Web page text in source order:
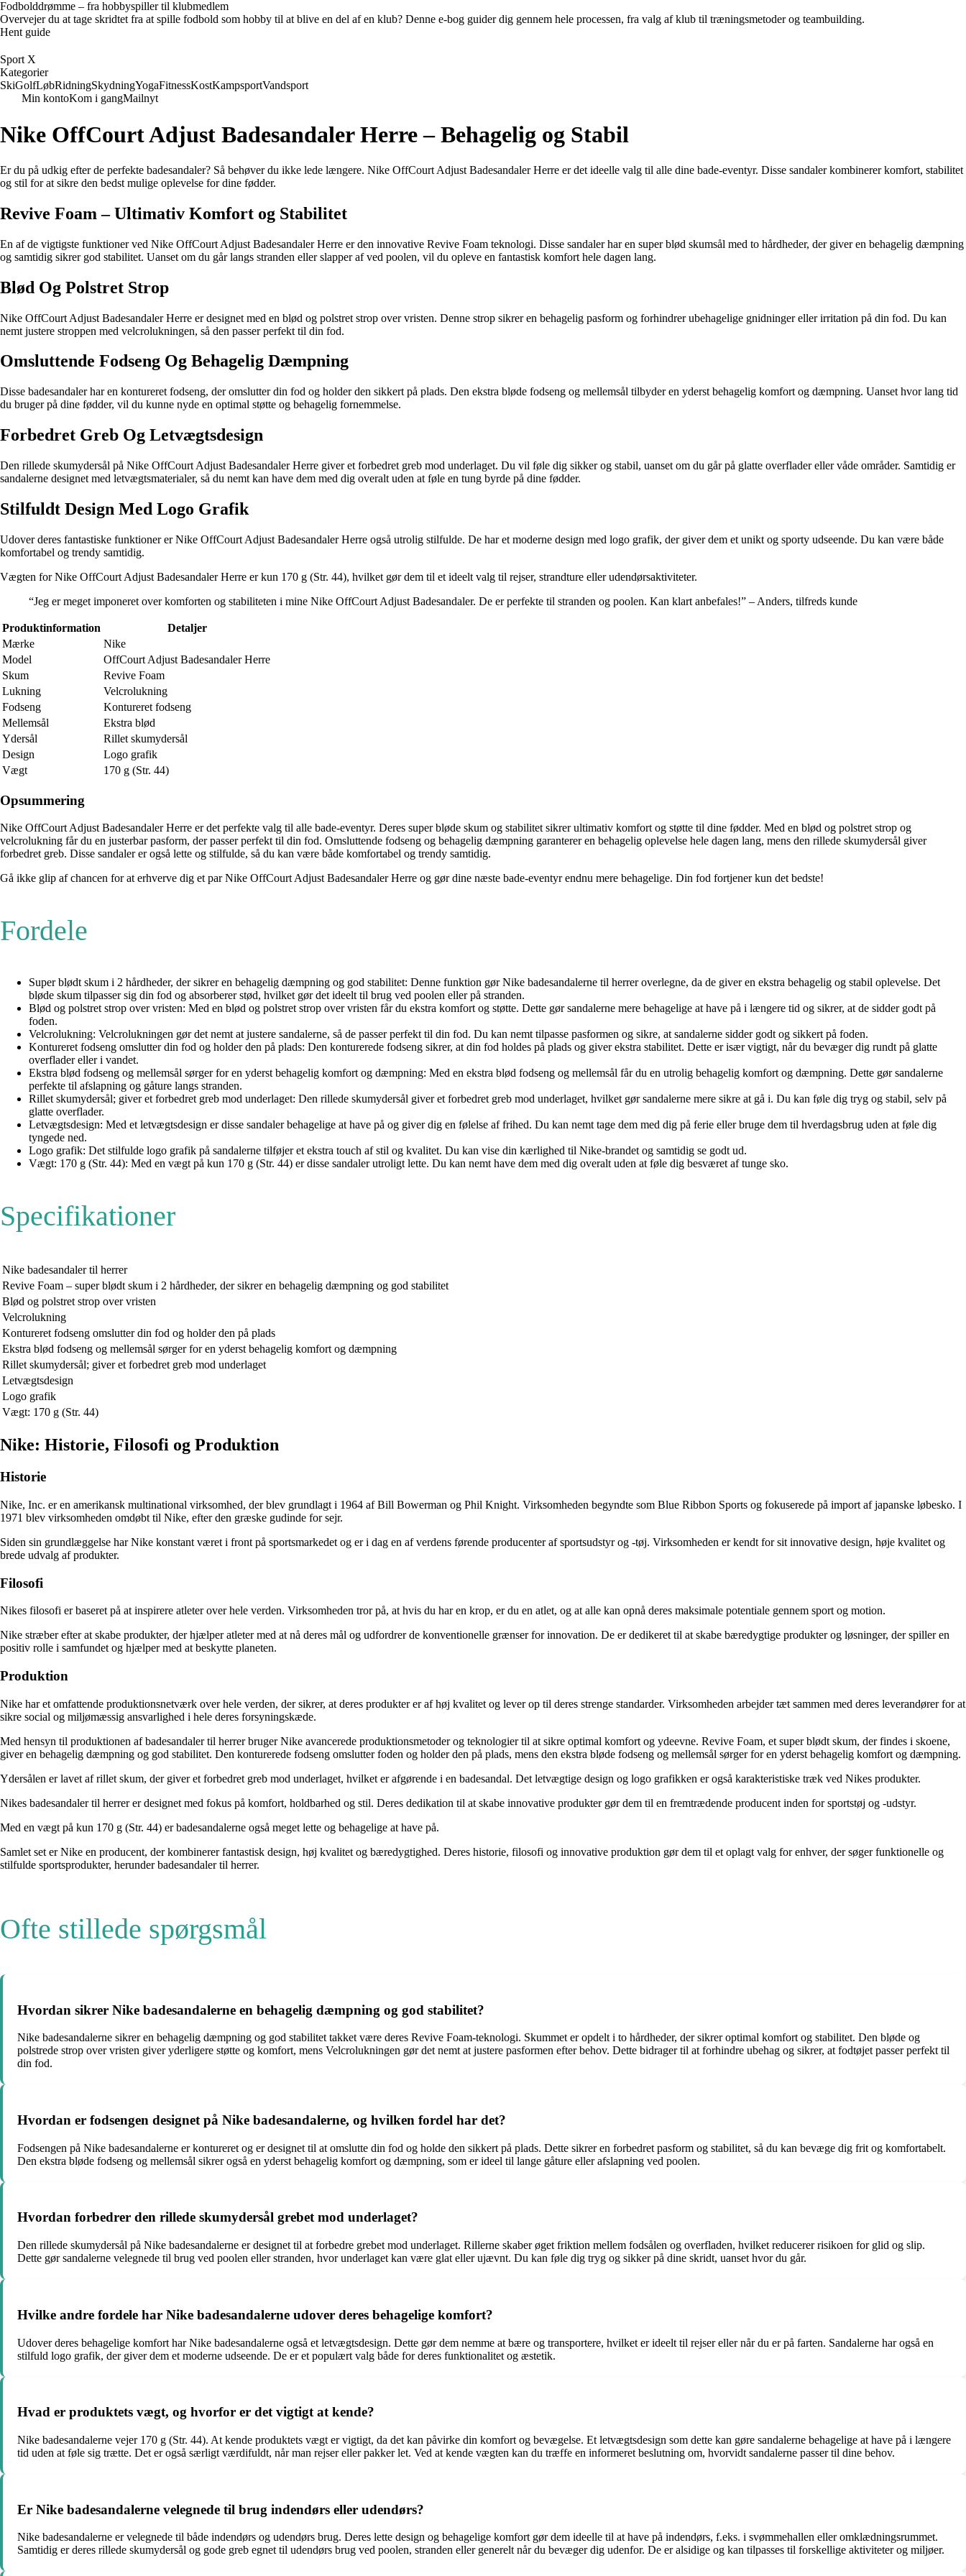
Fodbolddrømme – fra hobbyspiller til klubmedlem
Overvejer du at tage skridtet fra at spille fodbold som hobby til at blive en del af en klub? Denne e-bog guider dig gennem hele processen, fra valg af klub til træningsmetoder og teambuilding.
Hent guide
Sport X
Kategorier
SkiGolfLøbRidningSkydningYogaFitnessKostKampsportVandsport
Min kontoKom i gangMailnyt
Nike OffCourt Adjust Badesandaler Herre – Behagelig og Stabil
Er du på udkig efter de perfekte badesandaler? Så behøver du ikke lede længere. Nike OffCourt Adjust Badesandaler Herre er det ideelle valg til alle dine bade-eventyr. Disse sandaler kombinerer komfort, stabilitet
og stil for at sikre den bedst mulige oplevelse for dine fødder.
Revive Foam – Ultimativ Komfort og Stabilitet
En af de vigtigste funktioner ved Nike OffCourt Adjust Badesandaler Herre er den innovative Revive Foam teknologi. Disse sandaler har en super blød skumsål med to hårdheder, der giver en behagelig dæmpning
og samtidig sikrer god stabilitet. Uanset om du går langs stranden eller slapper af ved poolen, vil du opleve en fantastisk komfort hele dagen lang.
Blød Og Polstret Strop
Nike OffCourt Adjust Badesandaler Herre er designet med en blød og polstret strop over vristen. Denne strop sikrer en behagelig pasform og forhindrer ubehagelige gnidninger eller irritation på din fod. Du kan
nemt justere stroppen med velcrolukningen, så den passer perfekt til din fod.
Omsluttende Fodseng Og Behagelig Dæmpning
Disse badesandaler har en kontureret fodseng, der omslutter din fod og holder den sikkert på plads. Den ekstra bløde fodseng og mellemsål tilbyder en yderst behagelig komfort og dæmpning. Uanset hvor lang tid
du bruger på dine fødder, vil du kunne nyde en optimal støtte og behagelig fornemmelse.
Forbedret Greb Og Letvægtsdesign
Den rillede skumydersål på Nike OffCourt Adjust Badesandaler Herre giver et forbedret greb mod underlaget. Du vil føle dig sikker og stabil, uanset om du går på glatte overflader eller våde områder. Samtidig er
sandalerne designet med letvægtsmaterialer, så du nemt kan have dem med dig overalt uden at føle en tung byrde på dine fødder.
Stilfuldt Design Med Logo Grafik
Udover deres fantastiske funktioner er Nike OffCourt Adjust Badesandaler Herre også utrolig stilfulde. De har et moderne design med logo grafik, der giver dem et unikt og sporty udseende. Du kan være både
komfortabel og trendy samtidig.
Vægten for Nike OffCourt Adjust Badesandaler Herre er kun 170 g (Str. 44), hvilket gør dem til et ideelt valg til rejser, strandture eller udendørsaktiviteter.
“Jeg er meget imponeret over komforten og stabiliteten i mine Nike OffCourt Adjust Badesandaler. De er perfekte til stranden og poolen. Kan klart anbefales!” – Anders, tilfreds kunde
Produktinformation
Detaljer
Mærke
Nike
Model
OffCourt Adjust Badesandaler Herre
Skum
Revive Foam
Lukning
Velcrolukning
Fodseng
Kontureret fodseng
Mellemsål
Ekstra blød
Ydersål
Rillet skumydersål
Design
Logo grafik
Vægt
170 g (Str. 44)
Opsummering
Nike OffCourt Adjust Badesandaler Herre er det perfekte valg til alle bade-eventyr. Deres super bløde skum og stabilitet sikrer ultimativ komfort og støtte til dine fødder. Med en blød og polstret strop og
velcrolukning får du en justerbar pasform, der passer perfekt til din fod. Omsluttende fodseng og behagelig dæmpning garanterer en behagelig oplevelse hele dagen lang, mens den rillede skumydersål giver
forbedret greb. Disse sandaler er også lette og stilfulde, så du kan være både komfortabel og trendy samtidig.
Gå ikke glip af chancen for at erhverve dig et par Nike OffCourt Adjust Badesandaler Herre og gør dine næste bade-eventyr endnu mere behagelige. Din fod fortjener kun det bedste!
Fordele
Super blødt skum i 2 hårdheder, der sikrer en behagelig dæmpning og god stabilitet: Denne funktion gør Nike badesandalerne til herrer overlegne, da de giver en ekstra behagelig og stabil oplevelse. Det
bløde skum tilpasser sig din fod og absorberer stød, hvilket gør det ideelt til brug ved poolen eller på stranden.
Blød og polstret strop over vristen: Med en blød og polstret strop over vristen får du ekstra komfort og støtte. Dette gør sandalerne mere behagelige at have på i længere tid og sikrer, at de sidder godt på
foden.
Velcrolukning: Velcrolukningen gør det nemt at justere sandalerne, så de passer perfekt til din fod. Du kan nemt tilpasse pasformen og sikre, at sandalerne sidder godt og sikkert på foden.
Kontureret fodseng omslutter din fod og holder den på plads: Den konturerede fodseng sikrer, at din fod holdes på plads og giver ekstra stabilitet. Dette er især vigtigt, når du bevæger dig rundt på glatte
overflader eller i vandet.
Ekstra blød fodseng og mellemsål sørger for en yderst behagelig komfort og dæmpning: Med en ekstra blød fodseng og mellemsål får du en utrolig behagelig komfort og dæmpning. Dette gør sandalerne
perfekte til afslapning og gåture langs stranden.
Rillet skumydersål; giver et forbedret greb mod underlaget: Den rillede skumydersål giver et forbedret greb mod underlaget, hvilket gør sandalerne mere sikre at gå i. Du kan føle dig tryg og stabil, selv på
glatte overflader.
Letvægtsdesign: Med et letvægtsdesign er disse sandaler behagelige at have på og giver dig en følelse af frihed. Du kan nemt tage dem med dig på ferie eller bruge dem til hverdagsbrug uden at føle dig
tyngede ned.
Logo grafik: Det stilfulde logo grafik på sandalerne tilføjer et ekstra touch af stil og kvalitet. Du kan vise din kærlighed til Nike-brandet og samtidig se godt ud.
Vægt: 170 g (Str. 44): Med en vægt på kun 170 g (Str. 44) er disse sandaler utroligt lette. Du kan nemt have dem med dig overalt uden at føle dig besværet af tunge sko.
Specifikationer
Nike badesandaler til herrer
Revive Foam – super blødt skum i 2 hårdheder, der sikrer en behagelig dæmpning og god stabilitet
Blød og polstret strop over vristen
Velcrolukning
Kontureret fodseng omslutter din fod og holder den på plads
Ekstra blød fodseng og mellemsål sørger for en yderst behagelig komfort og dæmpning
Rillet skumydersål; giver et forbedret greb mod underlaget
Letvægtsdesign
Logo grafik
Vægt: 170 g (Str. 44)
Nike: Historie, Filosofi og Produktion
Historie
Nike, Inc. er en amerikansk multinational virksomhed, der blev grundlagt i 1964 af Bill Bowerman og Phil Knight. Virksomheden begyndte som Blue Ribbon Sports og fokuserede på import af japanske løbesko. I
1971 blev virksomheden omdøbt til Nike, efter den græske gudinde for sejr.
Siden sin grundlæggelse har Nike konstant været i front på sportsmarkedet og er i dag en af verdens førende producenter af sportsudstyr og -tøj. Virksomheden er kendt for sit innovative design, høje kvalitet og
brede udvalg af produkter.
Filosofi
Nikes filosofi er baseret på at inspirere atleter over hele verden. Virksomheden tror på, at hvis du har en krop, er du en atlet, og at alle kan opnå deres maksimale potentiale gennem sport og motion.
Nike stræber efter at skabe produkter, der hjælper atleter med at nå deres mål og udfordrer de konventionelle grænser for innovation. De er dedikeret til at skabe bæredygtige produkter og løsninger, der spiller en
positiv rolle i samfundet og hjælper med at beskytte planeten.
Produktion
Nike har et omfattende produktionsnetværk over hele verden, der sikrer, at deres produkter er af høj kvalitet og lever op til deres strenge standarder. Virksomheden arbejder tæt sammen med deres leverandører for at
sikre social og miljømæssig ansvarlighed i hele deres forsyningskæde.
Med hensyn til produktionen af badesandaler til herrer bruger Nike avancerede produktionsmetoder og teknologier til at sikre optimal komfort og ydeevne. Revive Foam, et super blødt skum, der findes i skoene,
giver en behagelig dæmpning og god stabilitet. Den konturerede fodseng omslutter foden og holder den på plads, mens den ekstra bløde fodseng og mellemsål sørger for en yderst behagelig komfort og dæmpning.
Ydersålen er lavet af rillet skum, der giver et forbedret greb mod underlaget, hvilket er afgørende i en badesandal. Det letvægtige design og logo grafikken er også karakteristiske træk ved Nikes produkter.
Nikes badesandaler til herrer er designet med fokus på komfort, holdbarhed og stil. Deres dedikation til at skabe innovative produkter gør dem til en fremtrædende producent inden for sportstøj og -udstyr.
Med en vægt på kun 170 g (Str. 44) er badesandalerne også meget lette og behagelige at have på.
Samlet set er Nike en producent, der kombinerer fantastisk design, høj kvalitet og bæredygtighed. Deres historie, filosofi og innovative produktion gør dem til et oplagt valg for enhver, der søger funktionelle og
stilfulde sportsprodukter, herunder badesandaler til herrer.
Ofte stillede spørgsmål
Hvordan sikrer Nike badesandalerne en behagelig dæmpning og god stabilitet?
Nike badesandalerne sikrer en behagelig dæmpning og god stabilitet takket være deres Revive Foam-teknologi. Skummet er opdelt i to hårdheder, der sikrer optimal komfort og stabilitet. Den bløde og
polstrede strop over vristen giver yderligere støtte og komfort, mens Velcrolukningen gør det nemt at justere pasformen efter behov. Dette bidrager til at forhindre ubehag og sikrer, at fodtøjet passer perfekt til
din fod.
Hvordan er fodsengen designet på Nike badesandalerne, og hvilken fordel har det?
Fodsengen på Nike badesandalerne er kontureret og er designet til at omslutte din fod og holde den sikkert på plads. Dette sikrer en forbedret pasform og stabilitet, så du kan bevæge dig frit og komfortabelt.
Den ekstra bløde fodseng og mellemsål sikrer også en yderst behagelig komfort og dæmpning, som er ideel til lange gåture eller afslapning ved poolen.
Hvordan forbedrer den rillede skumydersål grebet mod underlaget?
Den rillede skumydersål på Nike badesandalerne er designet til at forbedre grebet mod underlaget. Rillerne skaber øget friktion mellem fodsålen og overfladen, hvilket reducerer risikoen for glid og slip.
Dette gør sandalerne velegnede til brug ved poolen eller stranden, hvor underlaget kan være glat eller ujævnt. Du kan føle dig tryg og sikker på dine skridt, uanset hvor du går.
Hvilke andre fordele har Nike badesandalerne udover deres behagelige komfort?
Udover deres behagelige komfort har Nike badesandalerne også et letvægtsdesign. Dette gør dem nemme at bære og transportere, hvilket er ideelt til rejser eller når du er på farten. Sandalerne har også en
stilfuld logo grafik, der giver dem et moderne udseende. De er et populært valg både for deres funktionalitet og æstetik.
Hvad er produktets vægt, og hvorfor er det vigtigt at kende?
Nike badesandalerne vejer 170 g (Str. 44). At kende produktets vægt er vigtigt, da det kan påvirke din komfort og bevægelse. Et letvægtsdesign som dette kan gøre sandalerne behagelige at have på i længere
tid uden at føle sig trætte. Det er også særligt værdifuldt, når man rejser eller pakker let. Ved at kende vægten kan du træffe en informeret beslutning om, hvorvidt sandalerne passer til dine behov.
Er Nike badesandalerne velegnede til brug indendørs eller udendørs?
Nike badesandalerne er velegnede til både indendørs og udendørs brug. Deres lette design og behagelige komfort gør dem ideelle til at have på indendørs, f.eks. i svømmehallen eller omklædningsrummet.
Samtidig er deres rillede skumydersål og gode greb egnet til udendørs brug ved poolen, stranden eller generelt når du bevæger dig udenfor. De er alsidige og kan tilpasses til forskellige aktiviteter og miljøer.